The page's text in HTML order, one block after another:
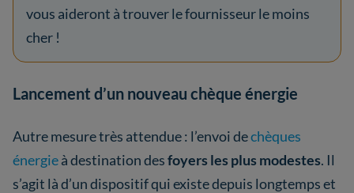
vous aideront à trouver le fournisseur le moins
cher !
Lancement d’un nouveau chèque énergie
Autre mesure très attendue : l’envoi dechèques
énergieà destination desfoyers les plus modestes. Il
s’agit là d’un dispositif qui existe depuis longtemps et